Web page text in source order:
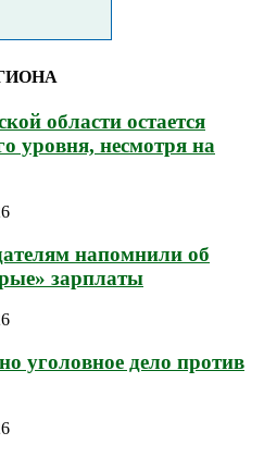
области остается
уровня, несмотря на
напомнили об
зарплаты
уголовное дело против